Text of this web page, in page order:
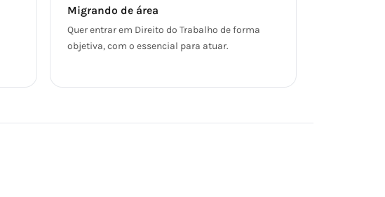
Migrando de área
Quer entrar em Direito do Trabalho de forma
objetiva, com o essencial para atuar.